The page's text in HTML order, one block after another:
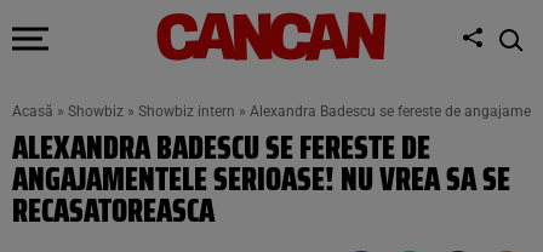
Acasă » Showbiz » Showbiz intern » Alexandra Badescu se fereste de
ALEXANDRA BADESCU SE FERESTE DE
ANGAJAMENTELE SERIOASE! NU VREA SA SE
RECASATOREASCA